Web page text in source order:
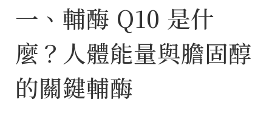
一、輔酶 Q10 是什
麼？人體能量與膽固醇
的關鍵輔酶